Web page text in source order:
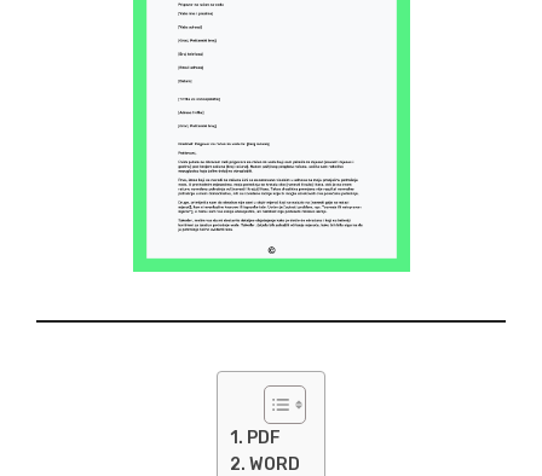
PDF
WORD